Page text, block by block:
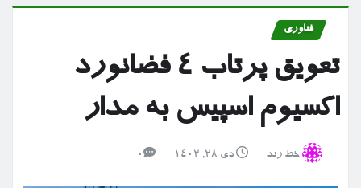
فناوری
تعویق پرتاب ۴ فضانورد
اکسیوم اسپیس به مدار
خط رند دی ۲۸, ۱۴۰۲ 0